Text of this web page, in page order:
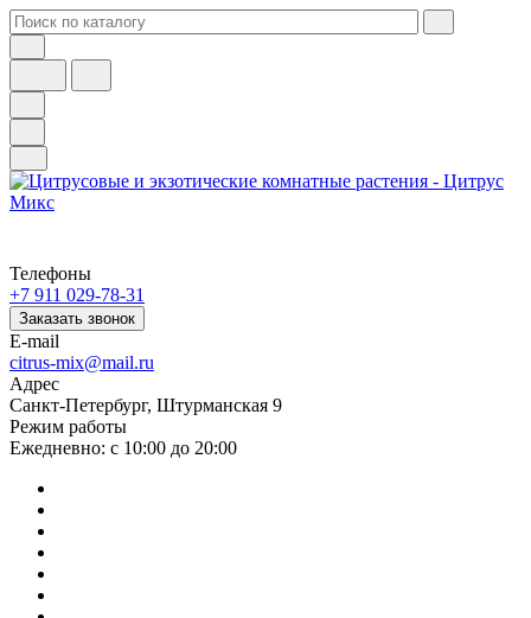
Телефоны
+7 911 029-78-31
Заказать звонок
E-mail
citrus-mix@mail.ru
Адрес
Санкт-Петербург, Штурманская 9
Режим работы
Ежедневно: с 10:00 до 20:00